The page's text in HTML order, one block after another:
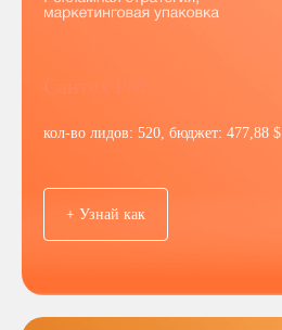
Сантех РМ
кол-во лидов: 520, бюджет: 477,88 $
+ Узнай как